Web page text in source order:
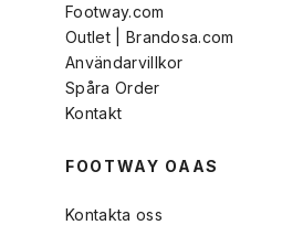
Footway.com
Outlet | Brandosa.com
Användarvillkor
Spåra Order
Kontakt
FOOTWAY OAAS
Kontakta oss